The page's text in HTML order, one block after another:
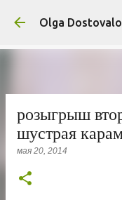
К
Olga
розыгрыш
шустрая
мая 20, 2014